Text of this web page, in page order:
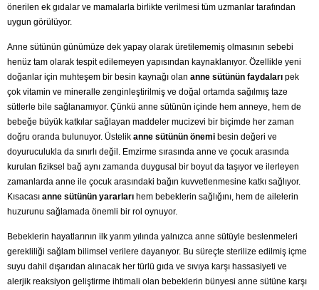
önerilen ek gıdalar ve mamalarla birlikte verilmesi tüm uzmanlar tarafından
uygun görülüyor.
Anne sütünün günümüze dek yapay olarak üretilememiş olmasının sebebi
henüz tam olarak tespit edilemeyen yapısından kaynaklanıyor. Özellikle yeni
doğanlar için muhteşem bir besin kaynağı olan anne sütünün faydaları pek
çok vitamin ve mineralle zenginleştirilmiş ve doğal ortamda sağılmış taze
sütlerle bile sağlanamıyor. Çünkü anne sütünün içinde hem anneye, hem de
bebeğe büyük katkılar sağlayan maddeler mucizevi bir biçimde her zaman
doğru oranda bulunuyor. Üstelik anne sütünün önemi besin değeri ve
doyuruculukla da sınırlı değil. Emzirme sırasında anne ve çocuk arasında
kurulan fiziksel bağ aynı zamanda duygusal bir boyut da taşıyor ve ilerleyen
zamanlarda anne ile çocuk arasındaki bağın kuvvetlenmesine katkı sağlıyor.
Kısacası anne sütünün yararları hem bebeklerin sağlığını, hem de ailelerin
huzurunu sağlamada önemli bir rol oynuyor.
Bebeklerin hayatlarının ilk yarım yılında yalnızca anne sütüyle beslenmeleri
gerekliliği sağlam bilimsel verilere dayanıyor. Bu süreçte sterilize edilmiş içme
suyu dahil dışarıdan alınacak her türlü gıda ve sıvıya karşı hassasiyeti ve
alerjik reaksiyon geliştirme ihtimali olan bebeklerin bünyesi anne sütüne karşı